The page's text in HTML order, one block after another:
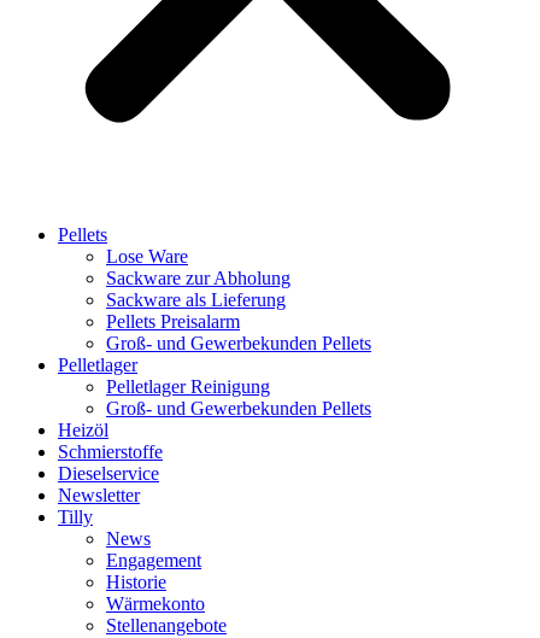
Pellets
Lose Ware
Sackware zur Abholung
Sackware als Lieferung
Pellets Preisalarm
Groß- und Gewerbekunden Pellets
Pelletlager
Pelletlager Reinigung
Groß- und Gewerbekunden Pellets
Heizöl
Schmierstoffe
Dieselservice
Newsletter
Tilly
News
Engagement
Historie
Wärmekonto
Stellenangebote